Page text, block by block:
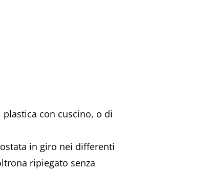
con cuscino, o di
in giro nei differenti
ripiegato senza